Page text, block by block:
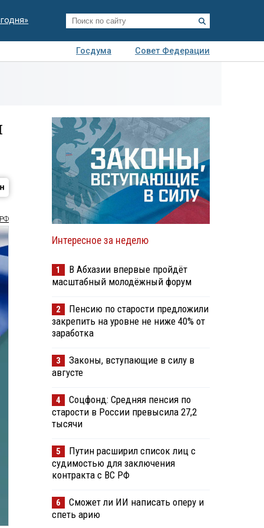
Госдума
Совет Федерации
Интересное за неделю
1
В Абхазии впервые пройдёт
масштабный молодёжный форум
2
Пенсию по старости предложили
закрепить на уровне не ниже 40% от
заработка
3
Законы, вступающие в силу в
августе
4
Соцфонд: Средняя пенсия по
старости в России превысила 27,2
тысячи
5
Путин расширил список лиц с
судимостью для заключения
контракта с ВС РФ
6
Сможет ли ИИ написать оперу и
спеть арию